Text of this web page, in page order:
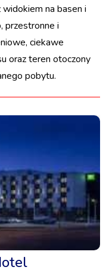
na basen i
przestronne i
ciekawe
oraz teren otoczony
pobytu.